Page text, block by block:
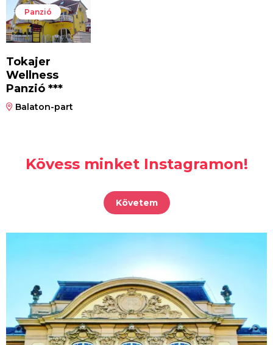
Panzió
Tokajer
Wellness
Panzió ***
Balaton-part
Kövess minket Instagramon!
Követem